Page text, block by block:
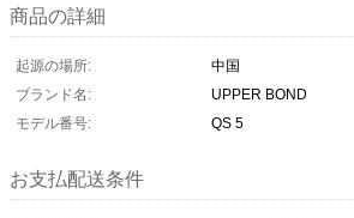
商品の詳細
起源の場所:
中国
ブランド名:
UPPER BOND
モデル番号:
QS 5
お支払配送条件